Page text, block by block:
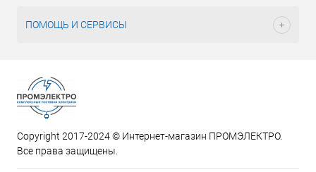
ПОМОЩЬ И СЕРВИСЫ
Copyright 2017-2024 © Интернет-магазин ПРОМЭЛЕКТРО.
Все права защищены.